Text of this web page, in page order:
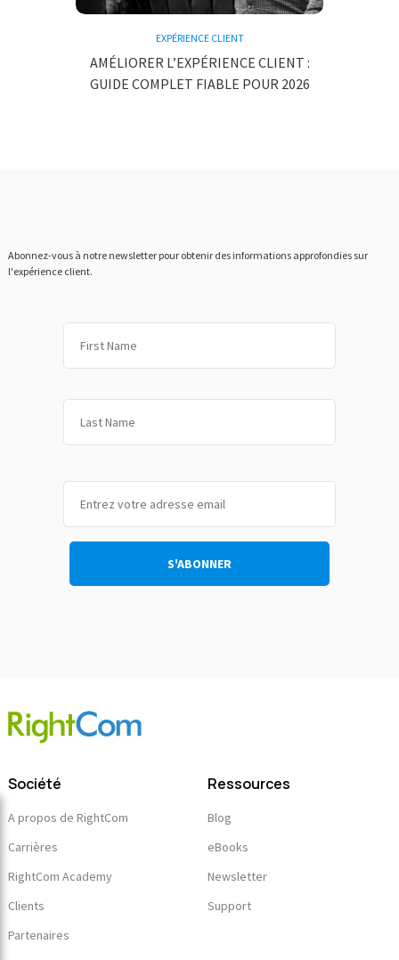
EXPÉRIENCE CLIENT
AMÉLIORER L’EXPÉRIENCE CLIENT :
GUIDE COMPLET FIABLE POUR 2026
Abonnez-vous à notre newsletter pour obtenir des informations approfondies sur
l'expérience client.
Société
A propos de RightCom
Carrières
RightCom Academy
Clients
Partenaires
Ressources
Blog
eBooks
Newsletter
Support